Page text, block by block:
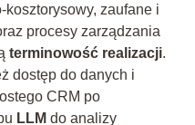
kosztorysowy, zaufane i
procesy zarządzania
terminowość realizacji.
dostęp do danych i
CRM po
LLM do analizy